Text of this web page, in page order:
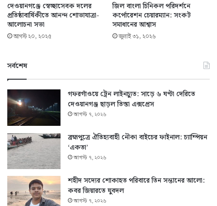
দেওয়ানগঞ্জে স্বেচ্ছাসেবক দলের
প্রতিষ্ঠাবার্ষিকীতে আনন্দ শোভাযাত্রা-
আলোচনা সভা
আগস্ট ২০, ২০২৫
জিল বাংলা চিনিকল পরিদর্শনে
কর্পোরেশন চেয়ারম্যান: সংকট
সমাধানের আশ্বাস
জুলাই ৩১, ২০২৬
সর্বশেষ
গফরগাঁওয়ে ট্রেন লাইনচ্যুত: সাড়ে ৬ ঘণ্টা দেরিতে
দেওয়ানগঞ্জ ছাড়ল তিস্তা এক্সপ্রেস
আগস্ট ৭, ২০২৬
ব্রহ্মপুত্রে ঐতিহ্যবাহী নৌকা বাইচের ফাইনাল: চ্যাম্পিয়ন
‘একতা’
আগস্ট ৭, ২০২৬
শহীদ সদ্যের শোকাহত পরিবারে তিন সন্তানের আলো:
কবর জিয়ারতে যুবদল
আগস্ট ৭, ২০২৬